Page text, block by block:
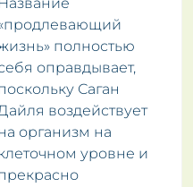
полностью
оправдывает,
Саган
воздействует
организм на
уровне и